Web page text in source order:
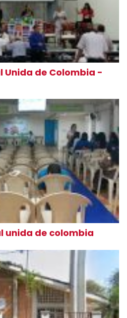
Unida de Colombia -
unida de colombia